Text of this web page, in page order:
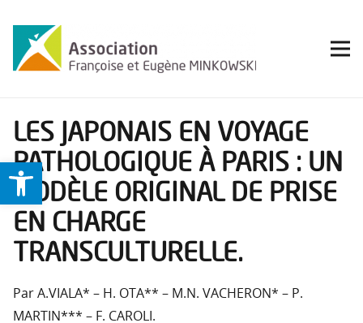
Ouvrir la barre d’outils
LES JAPONAIS EN VOYAGE
PATHOLOGIQUE À PARIS : UN
MODÈLE ORIGINAL DE PRISE
EN CHARGE
TRANSCULTURELLE.
Par A.VIALA* – H. OTA** – M.N. VACHERON* – P.
MARTIN*** – F. CAROLI.